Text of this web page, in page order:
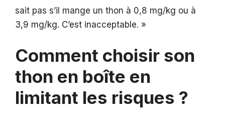
sait pas s’il mange un thon à 0,8 mg/kg ou à
3,9 mg/kg. C’est inacceptable. »
Comment choisir son
thon en boîte en
limitant les risques ?